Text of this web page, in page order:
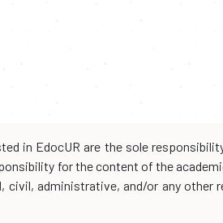
in EdocUR are the sole
for the content of the
administrative, and/or any